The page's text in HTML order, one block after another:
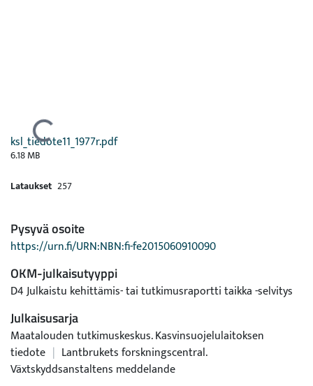
Ladataan...
ksl_tiedote11_1977r.pdf
6.18 MB
Lataukset 257
Pysyvä osoite
https://urn.fi/URN:NBN:fi-fe2015060910090
OKM-julkaisutyyppi
D4 Julkaistu kehittämis- tai tutkimusraportti taikka -selvitys
Julkaisusarja
Maatalouden tutkimuskeskus. Kasvinsuojelulaitoksen
tiedote | Lantbrukets forskningscentral.
Växtskyddsanstaltens meddelande